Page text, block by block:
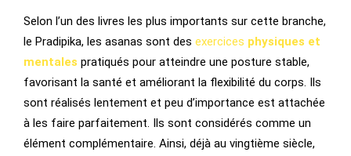
Selon l’un des livres les plus importants sur cette branche,
le Pradipika, les asanas sont des exercices physiques et
mentales pratiqués pour atteindre une posture stable,
favorisant la santé et améliorant la flexibilité du corps. Ils
sont réalisés lentement et peu d’importance est attachée
à les faire parfaitement. Ils sont considérés comme un
élément complémentaire. Ainsi, déjà au vingtième siècle,